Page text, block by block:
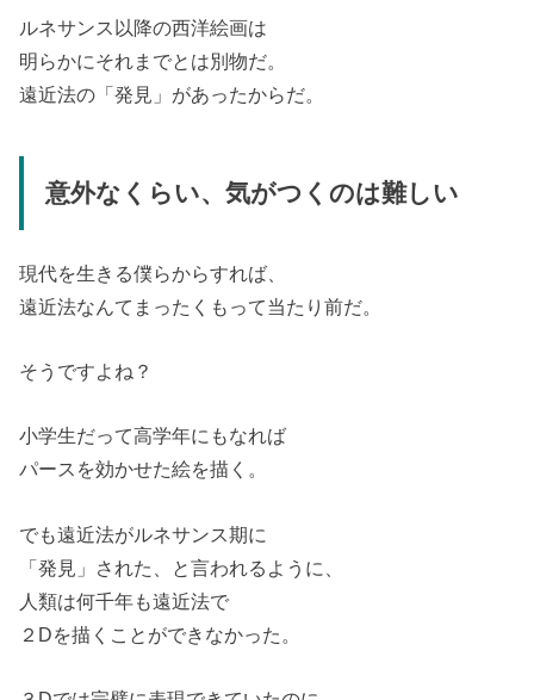
ルネサンス以降の西洋絵画は
明らかにそれまでとは別物だ。
遠近法の「発見」があったからだ。
意外なくらい、気がつくのは難しい
現代を生きる僕らからすれば、
遠近法なんてまったくもって当たり前だ。
そうですよね？
小学生だって高学年にもなれば
パースを効かせた絵を描く。
でも遠近法がルネサンス期に
「発見」された、と言われるように、
人類は何千年も遠近法で
２Dを描くことができなかった。